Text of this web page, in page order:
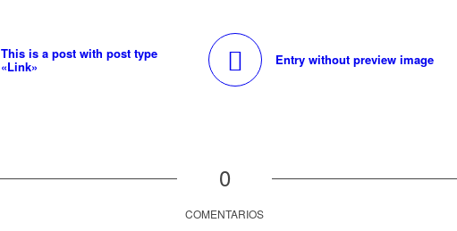
This is a post with post type
«Link» Entry without preview image
0
COMENTARIOS